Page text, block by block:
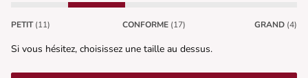
PETIT (11) CONFORME (17) GRAND (4)
Si vous hésitez, choisissez une taille au dessus.